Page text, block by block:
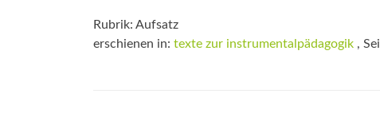
Rubrik: Aufsatz
erschienen in: texte zur instrumentalpädagogik ,